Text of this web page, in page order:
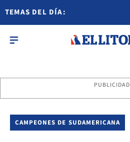
TEMAS DEL DÍA:
PUBLICIDAD
CAMPEONES DE SUDAMERICANA